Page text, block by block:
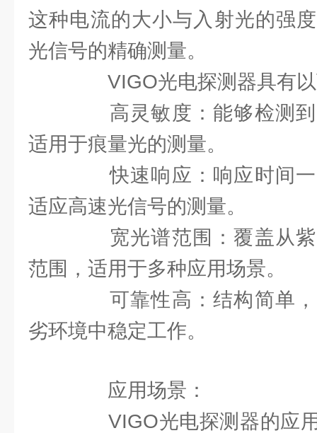
这种电流的大小与入射光的强
光信号的精确测量。
VIGO光电探测器具有以
高灵敏度：能够检测到
适用于痕量光的测量。
快速响应：响应时间一
适应高速光信号的测量。
宽光谱范围：覆盖从紫
范围，适用于多种应用场景。
可靠性高：结构简单，
劣环境中稳定工作。
应用场景：
VIGO光电探测器的应用